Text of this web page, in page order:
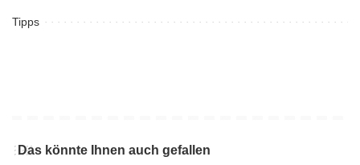
Tipps
Das könnte Ihnen auch gefallen